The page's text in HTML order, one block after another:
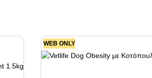
WEB ONLY